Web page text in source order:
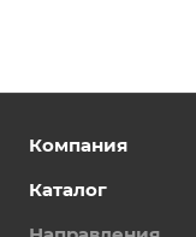
Компания
Каталог